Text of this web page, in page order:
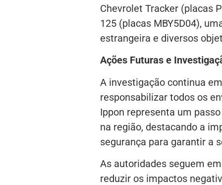
Chevrolet Tracker (placas
125 (placas MBY5D04),
estrangeira e diversos
Ações Futuras e
A investigação continua
responsabilizar todos os
Ippon representa um
na região, destacando a
segurança para garantir a
As autoridades seguem
reduzir os impactos